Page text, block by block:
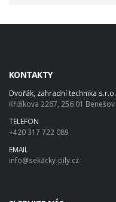
KONTAKTY
Dvořák, zahradní technika s.r.o.
Křižíkova 2267, 256 01 Benešov
TELEFON
+420 317 722 089
EMAIL
info@sekacky-pily.cz